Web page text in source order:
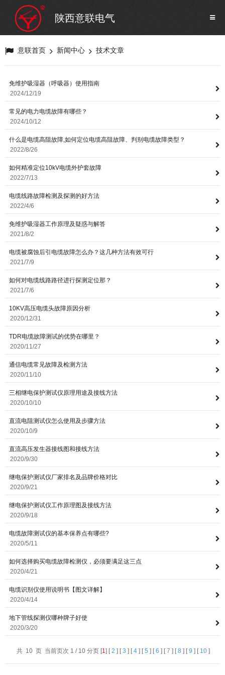
继电保护/互感器试验设备
自动化
修试辅助设备
意联新品推荐
陕西意联电气
意联首页 新闻中心 技术文章
免维护吸湿器（呼吸器）使用指南
2024/12/19
常见的电力电缆故障有哪些？
2024/10/12
什么是电缆高阻故障,如何定位电缆高阻故障、判别电缆故障类型？
2022/8/26
如何精准定位10kV电缆外护套故障
2022/7/13
电缆线路故障检测及探测的好方法
2022/4/6
免维护吸湿器工作原理及疑惑与解答
2021/8/2
电缆被腐蚀后引电缆故障怎么办？这几种方法有效可行
2021/7/9
如何对电缆线路路径进行探测定位那？
2021/7/6
10KV高压电缆头故障原因分析
2020/12/31
TDR电缆故障测试的优势在哪里？
2020/11/27
通信电缆常见故障及检测方法
2020/11/10
三相继电保护测试仪原理用途及接线方法
2020/10/10
直流电阻测试仪怎么使用及步骤方法
2020/10/9
直流高压发生器接线图和接线方法
2020/9/30
继电保护测试仪厂家排名及品牌价格对比
2020/9/21
继电保护测试仪工作原理图及接线方法
2020/9/18
电缆故障测试仪的基本保养点有哪些?
2020/5/11
如何选择购买电缆故障检测仪，必须要满足这三点
2020/4/21
电缆识别仪使用说明书【图文详解】
2020/4/14
地下管线探测仪哪种牌子好使
2020/3/20
共 10 页 当前页次 1 / 10 分页 [1] [2 ] [3 ] [4 ] [5 ] [6 ] [7 ] [8 ] [9 ] [ 10 ]